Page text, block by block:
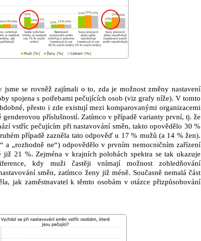
jsme se rovněž zajímali o to, zda je možnost změny nastavení
spojena s potřebami pečujících osob (viz grafy níže). V tomto
přesto i zde existují mezi komparovanými organizacemi
příslušností. Zatímco v případě varianty první, tj. že
vstříc pečujícím při nastavování směn, takto opovědělo 30 %
případě zazněla tato odpověď u 17 % mužů (a 14 % žen).
a „rozhodně ne“) odpovědělo v prvním nemocničním zařízení
již 21 %. Zejména v krajních polohách spektra se tak ukazuje
kdy muži častěji vnímají možnost zohledňování
směn, zatímco ženy již méně. Současně nemalá část
jak zaměstnavatel k těmto osobám v otázce přizpůsobování